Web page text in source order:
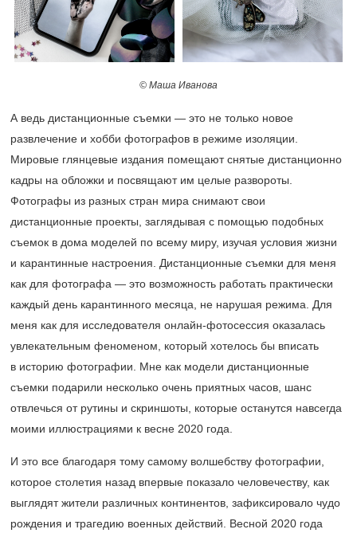
© Маша Иванова
А ведь дистанционные съемки — это не только новое
развлечение и хобби фотографов в режиме изоляции.
Мировые глянцевые издания помещают снятые дистанционно
кадры на обложки и посвящают им целые развороты.
Фотографы из разных стран мира снимают свои
дистанционные проекты, заглядывая с помощью подобных
съемок в дома моделей по всему миру, изучая условия жизни
и карантинные настроения. Дистанционные съемки для меня
как для фотографа — это возможность работать практически
каждый день карантинного месяца, не нарушая режима. Для
меня как для исследователя онлайн-фотосессия оказалась
увлекательным феноменом, который хотелось бы вписать
в историю фотографии. Мне как модели дистанционные
съемки подарили несколько очень приятных часов, шанс
отвлечься от рутины и скриншоты, которые останутся навсегда
моими иллюстрациями к весне 2020 года.
И это все благодаря тому самому волшебству фотографии,
которое столетия назад впервые показало человечеству, как
выглядят жители различных континентов, зафиксировало чудо
рождения и трагедию военных действий. Весной 2020 года